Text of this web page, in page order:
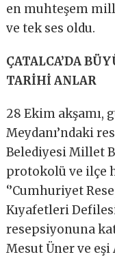
en muhteşem
ve tek ses oldu.
ÇATALCA’DA
TARİHİ ANLAR
28 Ekim akşamı,
Meydanı’ndaki
Belediyesi Millet
protokolü ve ilçe
‘’Cumhuriyet
Kıyafetleri
resepsiyonuna
Mesut Üner ve eşi